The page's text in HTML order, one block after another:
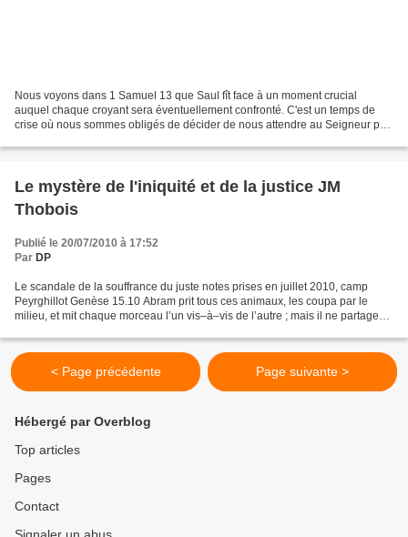
Nous voyons dans 1 Samuel 13 que Saul fît face à un moment crucial
auquel chaque croyant sera éventuellement confronté. C'est un temps de
crise où nous sommes obligés de décider de nous attendre au Seigneur par
Le mystère de l'iniquité et de la justice JM
Thobois
Publié le 20/07/2010 à 17:52
Par DP
Le scandale de la souffrance du juste notes prises en juillet 2010, camp
Peyrghillot Genèse 15.10 Abram prit tous ces animaux, les coupa par le
milieu, et mit chaque morceau l’un vis–à–vis de l’autre ; mais il ne partagea
< Page précédente Page suivante >
Hébergé par Overblog
Top articles
Pages
Contact